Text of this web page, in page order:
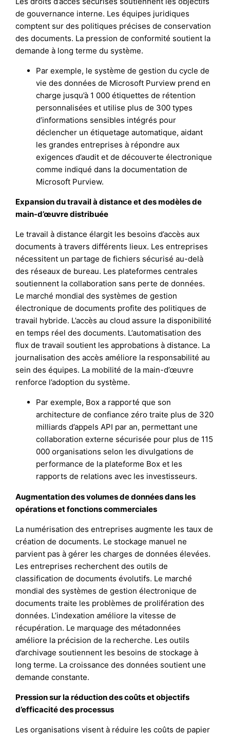
de gouvernance interne. Les équipes juridiques
comptent sur des politiques précises de conservation
des documents. La pression de conformité soutient la
demande à long terme du système.
Par exemple, le système de gestion du cycle de
vie des données de Microsoft Purview prend en
charge jusqu’à 1 000 étiquettes de rétention
personnalisées et utilise plus de 300 types
d’informations sensibles intégrés pour
déclencher un étiquetage automatique, aidant
les grandes entreprises à répondre aux
exigences d’audit et de découverte électronique
comme indiqué dans la documentation de
Microsoft Purview.
Expansion du travail à distance et des modèles de
main-d’œuvre distribuée
Le travail à distance élargit les besoins d’accès aux
documents à travers différents lieux. Les entreprises
nécessitent un partage de fichiers sécurisé au-delà
des réseaux de bureau. Les plateformes centrales
soutiennent la collaboration sans perte de données.
Le marché mondial des systèmes de gestion
électronique de documents profite des politiques de
travail hybride. L’accès au cloud assure la disponibilité
en temps réel des documents. L’automatisation des
flux de travail soutient les approbations à distance. La
journalisation des accès améliore la responsabilité au
sein des équipes. La mobilité de la main-d’œuvre
renforce l’adoption du système.
Par exemple, Box a rapporté que son
architecture de confiance zéro traite plus de 320
milliards d’appels API par an, permettant une
collaboration externe sécurisée pour plus de 115
000 organisations selon les divulgations de
performance de la plateforme Box et les
rapports de relations avec les investisseurs.
Augmentation des volumes de données dans les
opérations et fonctions commerciales
La numérisation des entreprises augmente les taux de
création de documents. Le stockage manuel ne
parvient pas à gérer les charges de données élevées.
Les entreprises recherchent des outils de
classification de documents évolutifs. Le marché
mondial des systèmes de gestion électronique de
documents traite les problèmes de prolifération des
données. L’indexation améliore la vitesse de
récupération. Le marquage des métadonnées
améliore la précision de la recherche. Les outils
d’archivage soutiennent les besoins de stockage à
long terme. La croissance des données soutient une
demande constante.
Pression sur la réduction des coûts et objectifs
d’efficacité des processus
Les organisations visent à réduire les coûts de papier